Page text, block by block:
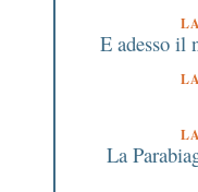
E adesso il
La